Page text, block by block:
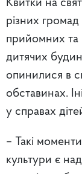
Квитки на
різних громад
прийомних та
дитячих
опинилися в
обставинах.
у справах
– Такі
культури є